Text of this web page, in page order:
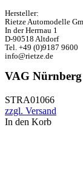
Hersteller:
Rietze Automodelle
In der Herrnau 1
D-90518 Altdorf
Tel. +49 (0)9187 9600
info@rietze.de
VAG
STRA01066
zzgl. Versand
In den Korb